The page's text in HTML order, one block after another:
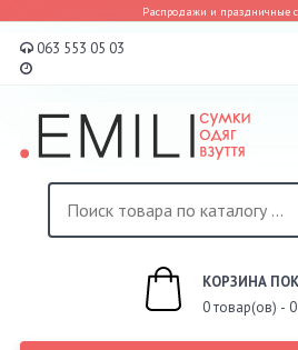
Распродажи и праздничные
063 553 05 03
КОРЗИНА
0 товар(ов) - 0